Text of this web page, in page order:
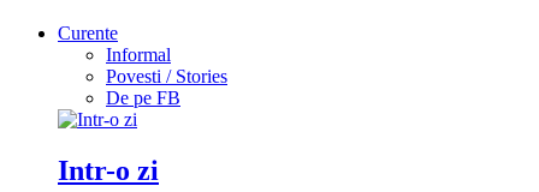
Curente
Informal
Povesti / Stories
De pe FB
Intr-o zi